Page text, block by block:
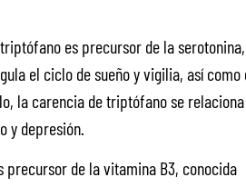
es precursor de la
el ciclo de sueño y vigilia, así como
la carencia de triptófano se relaciona
y depresión.
de la vitamina B3, conocida